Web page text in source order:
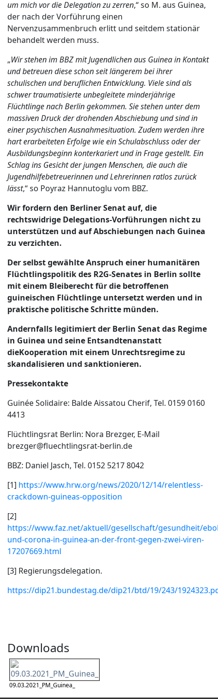
um mich vor die Delegation zu zerren,“ so M. aus Guinea,
der nach der Vorführung einen
Nervenzusammenbruch erlitt und seitdem stationär
behandelt werden muss.
„Wir stehen im BBZ mit Jugendlichen aus Guinea in Kontakt
und betreuen diese schon seit längerem bei ihrer
schulischen und beruflichen Entwicklung. Viele sind als
schwer traumatisierte unbegleitete minderjährige
Flüchtlinge nach Berlin gekommen. Sie stehen unter dem
massiven Druck der drohenden Abschiebung und sind in
einer psychischen Ausnahmesituation. Zudem werden ihre
hart erarbeiteten Erfolge wie ein Schulabschluss oder der
Ausbildungsbeginn konterkariert und in Frage gestellt. Ein
Schlag ins Gesicht der jungen Menschen, die auch die
Jugendhilfebetreuerinnen und Lehrerinnen ratlos zurück
lässt,“ so Poyraz Hannutoglu vom BBZ.
Wir fordern den Berliner Senat auf, die
rechtswidrige Delegations-Vorführungen nicht zu
unterstützen und auf Abschiebungen nach Guinea
zu verzichten.
Der selbst gewählte Anspruch einer humanitären
Flüchtlingspolitik des R2G-Senates in Berlin sollte
mit einem Bleiberecht für die betroffenen
guineischen Flüchtlinge untersetzt werden und in
praktische politische Schritte münden.
Andernfalls legitimiert der Berlin Senat das Regime
in Guinea und seine Entsandtenanstatt
dieKooperation mit einem Unrechtsregime zu
skandalisieren und sanktionieren.
Pressekontakte
Guinée Solidaire: Balde Aissatou Cherif, Tel. 0159 0160
4413
Flüchtlingsrat Berlin: Nora Brezger, E-Mail
brezger@fluechtlingsrat-berlin.de
BBZ: Daniel Jasch, Tel. 0152 5217 8042
[1] https://www.hrw.org/news/2020/12/14/relentless-
crackdown-guineas-opposition
[2]
https://www.faz.net/aktuell/gesellschaft/gesundheit/
und-corona-in-guinea-an-der-front-gegen-zwei-viren-
17207669.html
[3] Regierungsdelegation.
https://dip21.bundestag.de/dip21/btd/19/243/
Downloads
09.03.2021_PM_Guinea_